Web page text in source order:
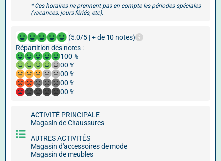
* Ces horaires ne prennent pas en compte les périodes spéciales
(vacances, jours fériés, etc).
(5.0/5 | + de 10 notes)
Répartition des notes :
100 %
00 %
00 %
00 %
00 %
ACTIVITÉ PRINCIPALE
Magasin de Chaussures
AUTRES ACTIVITÉS
Magasin d'accessoires de mode
Magasin de meubles